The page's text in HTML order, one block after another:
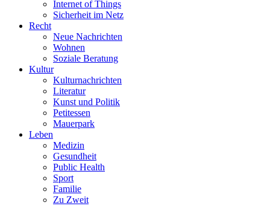
Internet of Things
Sicherheit im Netz
Recht
Neue Nachrichten
Wohnen
Soziale Beratung
Kultur
Kulturnachrichten
Literatur
Kunst und Politik
Petitessen
Mauerpark
Leben
Medizin
Gesundheit
Public Health
Sport
Familie
Zu Zweit